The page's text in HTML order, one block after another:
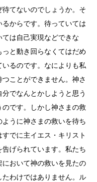
てないのでしょうか。そ
からです。待っていては
は自己実現などできな
と動き回らなくてはだめ
るのです。なによりも私
ことができません。神さ
でなんとかしようと思う
です。しかし神さまの救
うに神さまの救いを待ち
でに主イエス・キリスト
げられています。私たち
おいて神の救いを見たの
わけではありません。ル